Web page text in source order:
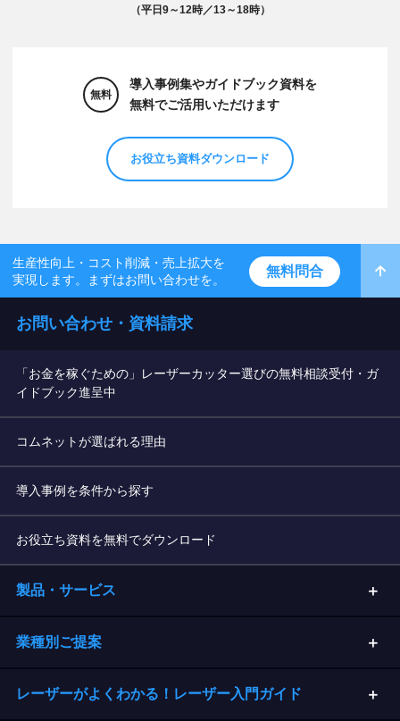
（平日9～12時／13～18時）
無料
導入事例集やガイドブック資料を
無料でご活用いただけます
お役立ち資料ダウンロード
生産性向上・コスト削減・売上拡大を
実現します。まずはお問い合わせを。
無料問合
お問い合わせ・資料請求
「お金を稼ぐための」レーザーカッター選びの無料相談受付・ガ
イドブック進呈中
コムネットが選ばれる理由
導入事例を条件から探す
お役立ち資料を無料でダウンロード
製品・サービス
業種別ご提案
レーザーがよくわかる！レーザー入門ガイド